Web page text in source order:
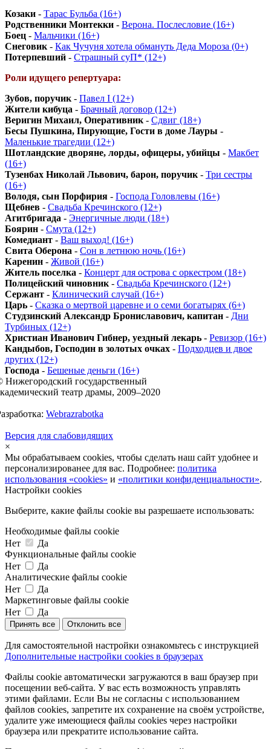
Козаки - Тарас Бульба (16+)
Родственники Монтекки - Верона. Послесловие (16+)
Боец - Мальчики (16+)
Снеговик - Как Чучуня хотела обмануть Деда Мороза (0+)
Потерпевший - Страшный суП* (12+)
Роли идущего репертуара:
Зубов, поручик - Павел I (12+)
Жители кибуца - Брачный договор (12+)
Веригин Михаил, Оперативник - Сдвиг (18+)
Бесы Пушкина, Пирующие, Гости в доме Лауры -
Маленькие трагедии (12+)
Шотландские дворяне, лорды, офицеры, убийцы - Макбет
(16+)
Тузенбах Николай Львович, барон, поручик - Три сестры
(16+)
Володя, сын Порфирия - Господа Головлевы (16+)
Щебнев - Свадьба Кречинского (12+)
Агитбригада - Энергичные люди (18+)
Боярин - Смута (12+)
Комедиант - Ваш выход! (16+)
Свита Оберона - Сон в летнюю ночь (16+)
Каренин - Живой (16+)
Житель поселка - Концерт для острова с оркестром (18+)
Полицейский чиновник - Свадьба Кречинского (12+)
Сержант - Клинический случай (16+)
Царь - Сказка о мертвой царевне и о семи богатырях (6+)
Студзинский Александр Брониславович, капитан - Дни
Турбиных (12+)
Христиан Иванович Гибнер, уездный лекарь - Ревизор (16+)
Кандыбов, Господин в золотых очках - Подходцев и двое
других (12+)
Господа - Бешеные деньги (16+)
Нижегородский государственный
театр драмы, 2009–2020
Webrazrabotka
Версия для слабовидящих
×
Мы обрабатываем cookies, чтобы сделать наш сайт удобнее и
персонализированее для вас. Подробнее: политика
использования «cookies» и «политики конфиденциальности».
Настройки cookies
Выберите, какие файлы cookie вы разрешаете использовать:
Необходимые файлы cookie
Нет
Да
Функциональные файлы cookie
Нет
Да
Аналитические файлы cookie
Нет
Да
Маркетинговые файлы cookie
Нет
Да
Принять все Отклонить все
Для самостоятельной настройки ознакомьтесь с инструкцией
Дополнительные настройки cookies в браузерах
Файлы cookie автоматически загружаются в ваш браузер при
посещении веб-сайта. У вас есть возможность управлять
этими файлами. Если Вы не согласны с использованием
файлов cookies, запретите их сохранение на своём устройстве,
удалите уже имеющиеся файлы cookies через настройки
браузера или прекратите использование сайта.